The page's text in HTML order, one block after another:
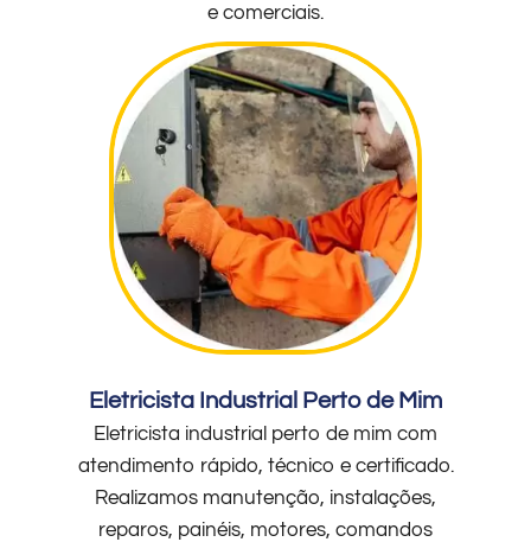
e comerciais.
Eletricista Industrial Perto de Mim
Eletricista industrial perto de mim com
atendimento rápido, técnico e certificado.
Realizamos manutenção, instalações,
reparos, painéis, motores, comandos